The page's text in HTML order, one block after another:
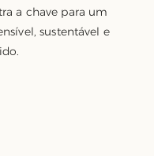
a chave para um
sustentável e